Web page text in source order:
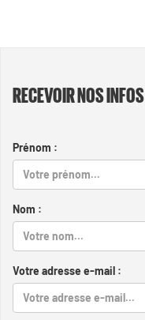
RECEVOIR NOS INFOS
Prénom :
Nom :
Votre adresse e-mail :